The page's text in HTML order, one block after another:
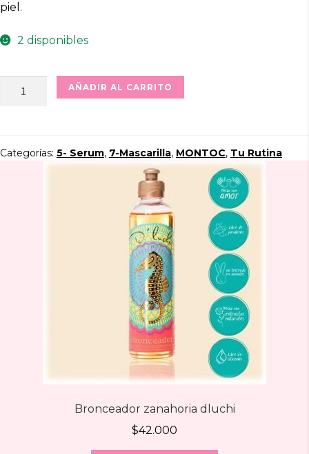
piel.
2 disponibles
cantidad
AÑADIR AL CARRITO
Categorías: 5- Serum, 7-Mascarilla, MONTOC, Tu Rutina
Bronceador zanahoria dluchi
$42.000